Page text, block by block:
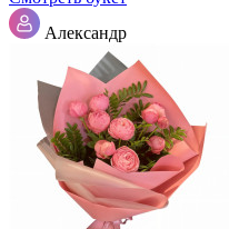
Александр